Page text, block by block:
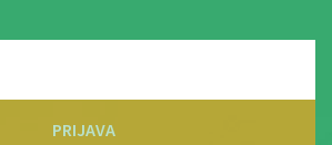
PRIJAVA